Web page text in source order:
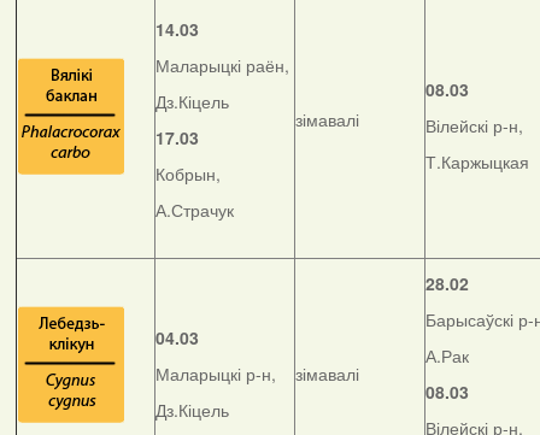
14.03
Маларыцкі раён,
Дз.Кіцель
17.03
Кобрын,
А.Страчук
зімавалі
08.03
Вілейскі р-н,
Т.Каржыцкая
04.03
Маларыцкі р-н,
Дз.Кіцель
зімавалі
28.02
Барысаўскі р-
А.Рак
08.03
Вілейскі р-н,